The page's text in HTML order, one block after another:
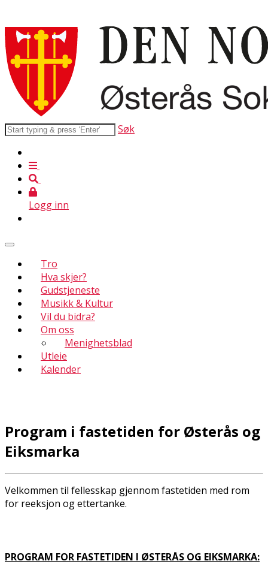
Søk
Logg inn
Tro
Hva skjer?
Gudstjeneste
Musikk & Kultur
Vil du bidra?
Om oss
Menighetsblad
Utleie
Kalender
Program i fastetiden for Østerås og
Eiksmarka
Velkommen til fellesskap gjennom fastetiden med rom
for refleksjon og ettertanke.
PROGRAM FOR FASTETIDEN I ØSTERÅS OG EIKSMARKA: